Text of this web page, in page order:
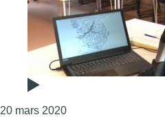
20 mars 2020Consulter l'article